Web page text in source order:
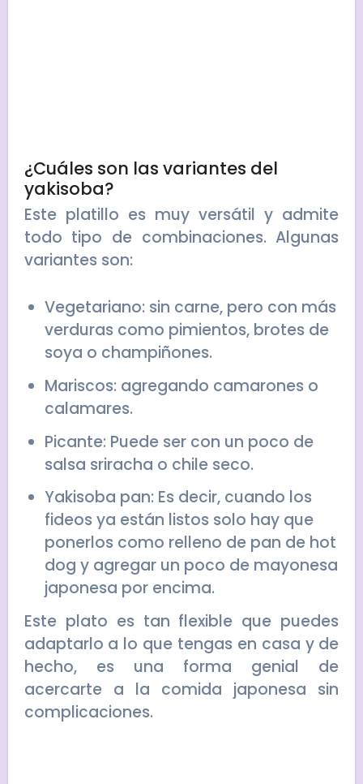
¿Cuáles son las variantes del
yakisoba?
Este platillo es muy versátil y admite
todo tipo de combinaciones. Algunas
variantes son:
Vegetariano: sin carne, pero con más
verduras como pimientos, brotes de
soya o champiñones.
Mariscos: agregando camarones o
calamares.
Picante: Puede ser con un poco de
salsa sriracha o chile seco.
Yakisoba pan: Es decir, cuando los
fideos ya están listos solo hay que
ponerlos como relleno de pan de hot
dog y agregar un poco de mayonesa
japonesa por encima.
Este plato es tan flexible que puedes
adaptarlo a lo que tengas en casa y de
hecho, es una forma genial de
acercarte a la comida japonesa sin
complicaciones.